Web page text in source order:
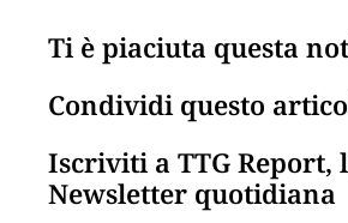
Ti è piaciuta questa
Condividi questo
Iscriviti a TTG Report,
Newsletter quotidiana